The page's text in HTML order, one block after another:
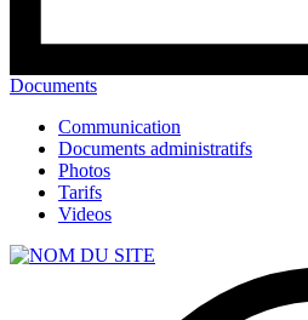
Documents
Communication
Documents administratifs
Photos
Tarifs
Videos